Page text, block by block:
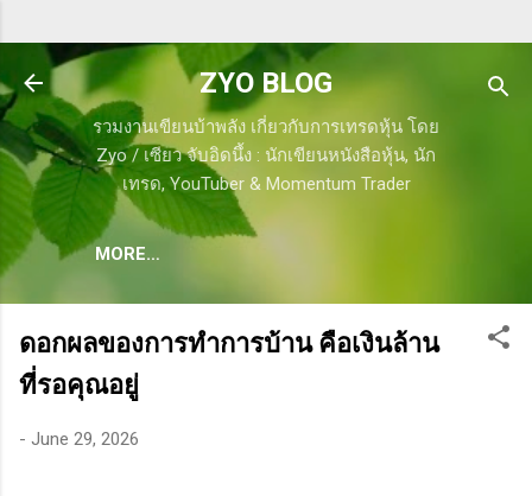
ZYO BLOG
รวมงานเขียนบ้าพลัง เกี่ยวกับการเทรดหุ้น โดย
Zyo / เซียว จับอิดนึ้ง : นักเขียนหนังสือหุ้น, นัก
เทรด, YouTuber & Momentum Trader
MORE…
ดอกผลของการทำการบ้าน คือเงินล้าน
ที่รอคุณอยู่
- June 29, 2026